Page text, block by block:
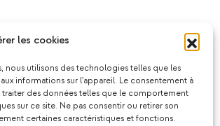
les cookies
nous utilisons des technologies telles que les
informations sur l'appareil. Le consentement à
des données telles que le comportement
sur ce site. Ne pas consentir ou retirer son
certaines caractéristiques et fonctions.